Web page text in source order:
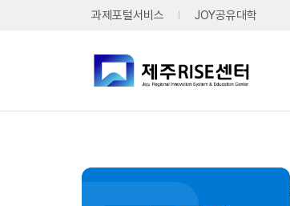
과제포털서비스 JOY공유대학